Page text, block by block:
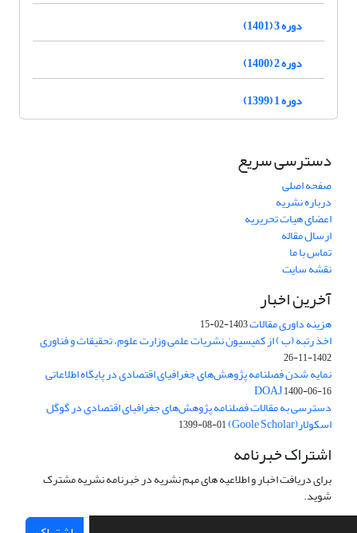
دوره 3 (1401)
دوره 2 (1400)
دوره 1 (1399)
دسترسی سریع
صفحه اصلی
درباره نشریه
اعضای هیات تحریریه
ارسال مقاله
تماس با ما
نقشه سایت
آخرین اخبار
هزینه داوری مقالات1403-02-15
اخذ رتبه (ب ) از کمیسیون نشریات علمی وزارت علوم، تحقیقات و فناوری
1402-11-26
نمایه شدن فصلنامه پژوهش‌های جغرافیای اقتصادی در پایگاه اطلاعاتی
DOAJ1400-06-16
دسترسی به مقالات فصلنامه پژوهش‌های جغرافیای اقتصادی در گوگل
اسکولار(Goole Scholar) 1399-08-01
اشتراک خبرنامه
برای دریافت اخبار و اطلاعیه های مهم نشریه در خبرنامه نشریه مشترک
شوید.